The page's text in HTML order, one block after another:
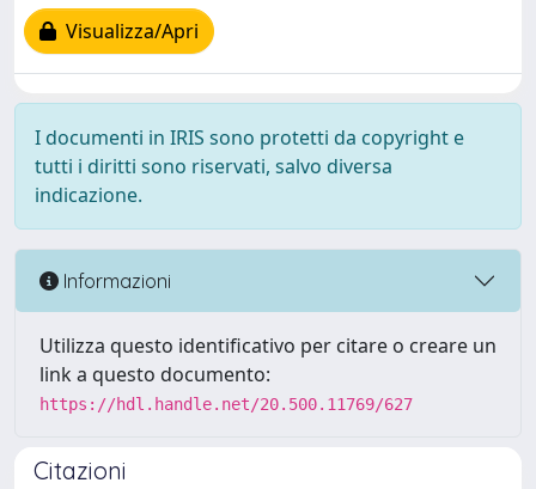
Visualizza/Apri
I documenti in IRIS sono protetti da copyright e
tutti i diritti sono riservati, salvo diversa
indicazione.
Informazioni
Utilizza questo identificativo per citare o creare un
link a questo documento:
https://hdl.handle.net/20.500.11769/627
Citazioni